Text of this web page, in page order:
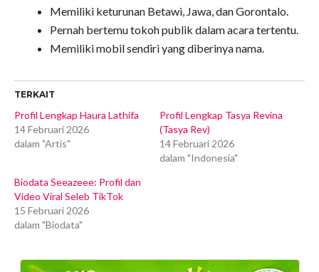
Memiliki keturunan Betawi, Jawa, dan Gorontalo.
Pernah bertemu tokoh publik dalam acara tertentu.
Memiliki mobil sendiri yang diberinya nama.
TERKAIT
Profil Lengkap Haura Lathifa
14 Februari 2026
dalam "Artis"
Profil Lengkap Tasya Revina
(Tasya Rev)
14 Februari 2026
dalam "Indonesia"
Biodata Seeazeee: Profil dan
Video Viral Seleb TikTok
15 Februari 2026
dalam "Biodata"